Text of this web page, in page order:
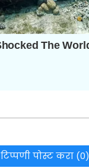
टिप्पणी पोस्ट करा (0)